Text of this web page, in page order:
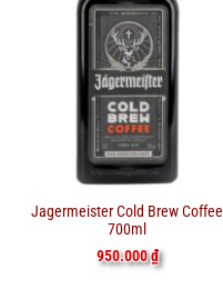
Jagermeister Cold Brew Coffee
700ml
950.000₫